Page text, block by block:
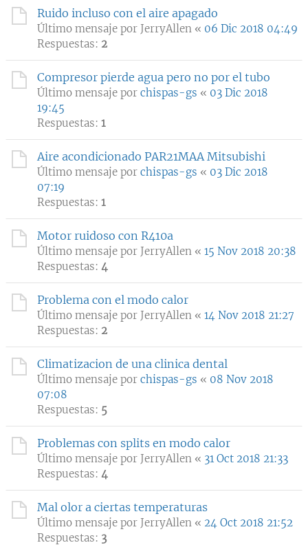
Ruido incluso con el aire apagado
Último mensaje por JerryAllen « 06 Dic 2018 04:49
Respuestas: 2
Compresor pierde agua pero no por el tubo
Último mensaje por chispas-gs « 03 Dic 2018
19:45
Respuestas: 1
Aire acondicionado PAR21MAA Mitsubishi
Último mensaje por chispas-gs « 03 Dic 2018
07:19
Respuestas: 1
Motor ruidoso con R410a
Último mensaje por JerryAllen « 15 Nov 2018 20:38
Respuestas: 4
Problema con el modo calor
Último mensaje por JerryAllen « 14 Nov 2018 21:27
Respuestas: 2
Climatizacion de una clinica dental
Último mensaje por chispas-gs « 08 Nov 2018
07:08
Respuestas: 5
Problemas con splits en modo calor
Último mensaje por JerryAllen « 31 Oct 2018 21:33
Respuestas: 4
Mal olor a ciertas temperaturas
Último mensaje por JerryAllen « 24 Oct 2018 21:52
Respuestas: 3